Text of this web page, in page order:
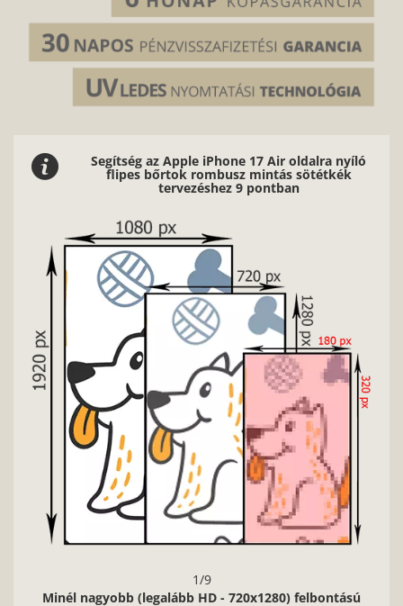
Segítség az Apple iPhone 17 Air oldalra nyíló
flipes bőrtok rombusz mintás sötétkék
tervezéshez 9 pontban
1/9
Minél nagyobb (legalább HD - 720x1280) felbontású